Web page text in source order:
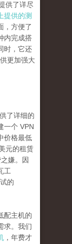
供了详尽
提供的测
，方便了
内完成搭
时，它还
更加强大
了详细的
一个 VPN
价格最低
元的租赁
嫌。因
工
的
配主机的
求。我们
，年费才